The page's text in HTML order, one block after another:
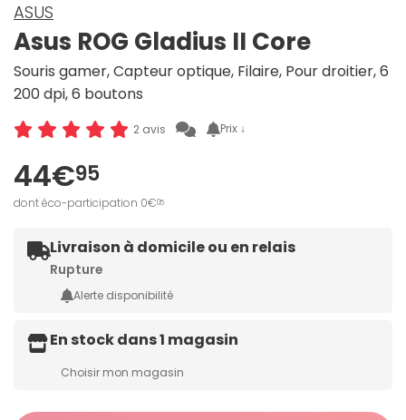
ASUS
Asus ROG Gladius II Core
Souris gamer, Capteur optique, Filaire, Pour droitier, 6
200 dpi, 6 boutons
2 avis Prix ↓
44€95
dont éco-participation 0€05
Livraison à domicile ou en relais
Rupture
Alerte disponibilité
En stock dans 1 magasin
Choisir mon magasin